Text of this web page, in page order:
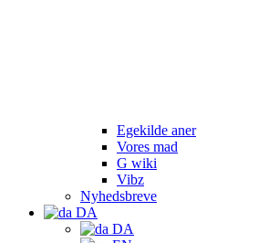
Egekilde aner
Vores mad
G wiki
Vibz
Nyhedsbreve
DA
DA